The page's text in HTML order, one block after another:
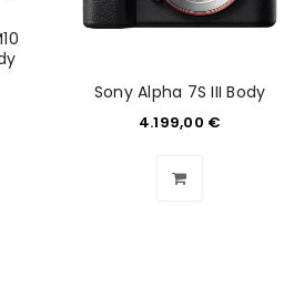
Sony Alpha 7S III Body
4.199,00 €